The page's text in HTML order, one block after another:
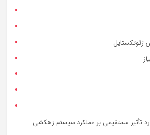
ژئوتکستایل
تأثیر مستقیمی بر عملکرد سیستم زهکشی